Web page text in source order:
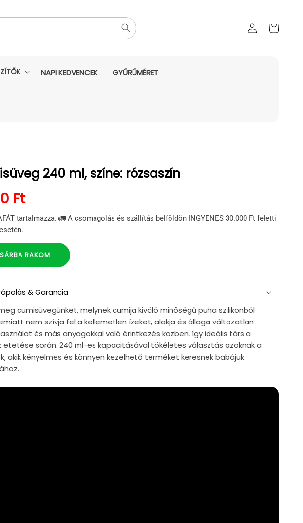
Bejelentkezés
kosara
NAPI KEDVENCEK GYŰRŰMÉRET
240 ml, színe: rózsaszín
ár
Ft
tartalmazza. 🚛 A csomagolás és szállítás belföldön INGYENES 30.000 Ft feletti
RAKOM
& Garancia
cumisüvegünket, melynek cumija kiváló minőségű puha szilikonból
nem szívja fel a kellemetlen ízeket, alakja és állaga változatlan
és más anyagokkal való érintkezés közben, így ideális társ a
etetése során. 240 ml-es kapacitásával tökéletes választás azoknak a
akik kényelmes és könnyen kezelhető terméket keresnek babájuk